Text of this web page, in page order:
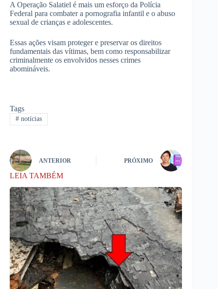
A Operação Salatiel é mais um esforço da Polícia
Federal para combater a pornografia infantil e o abuso
sexual de crianças e adolescentes.
Essas ações visam proteger e preservar os direitos
fundamentais das vítimas, bem como responsabilizar
criminalmente os envolvidos nesses crimes
abomináveis.
Tags
#notícias
ANTERIOR PRÓXIMO
LEIA TAMBÉM